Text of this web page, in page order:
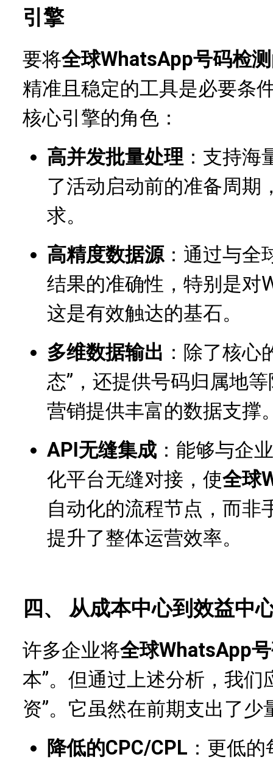
引擎
要将全球WhatsApp号码检测
精准且稳定的工具是必要条
核心引擎的角色：
高并发批量处理 ：支持
了活动启动前的准备周期
求。
高精度数据源：通过与全
结果的准确性，特别是对
这是有效触达的基石。
多维数据输出 ：除了核心
态”，还提供号码归属地
营销提供丰富的数据支撑
API无缝集成 ：能够与企
化平台无缝对接，使全球
自动化的流程节点，而非
提升了整体运营效率。
四、 从成本中心到效益中
许多企业将全球WhatsApp
本”。但通过上述分析，我们
资”。它虽然在前期支出了
降低的CPC/CPL ：更低